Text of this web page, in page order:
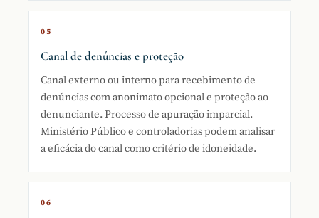
05
Canal de denúncias e proteção
Canal externo ou interno para recebimento de
denúncias com anonimato opcional e proteção ao
denunciante. Processo de apuração imparcial.
Ministério Público e controladorias podem analisar
a eficácia do canal como critério de idoneidade.
06